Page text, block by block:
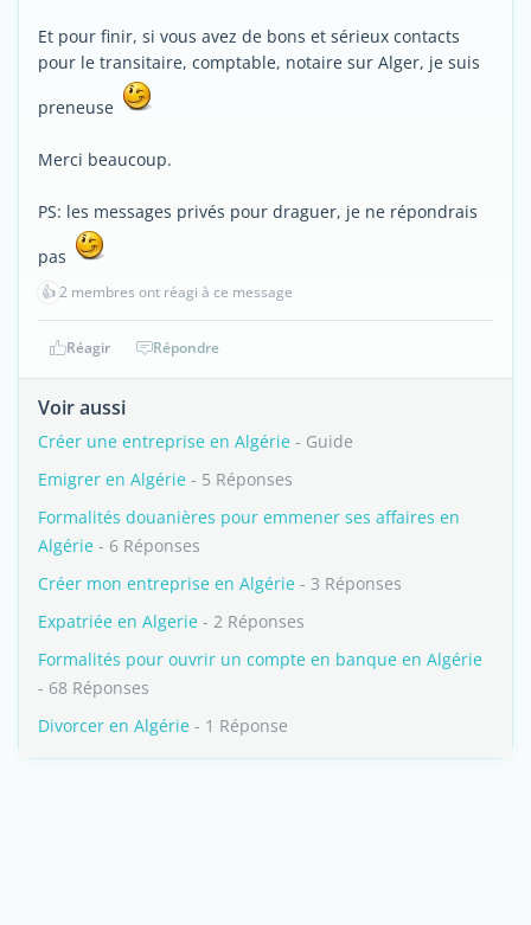
Et pour finir, si vous avez de bons et sérieux contacts
pour le transitaire, comptable, notaire sur Alger, je suis
preneuse
Merci beaucoup.
PS: les messages privés pour draguer, je ne répondrais
pas
👍2 membres ont réagi à ce message
Réagir Répondre
Voir aussi
Créer une entreprise en Algérie - Guide
Emigrer en Algérie - 5 Réponses
Formalités douanières pour emmener ses affaires en
Algérie - 6 Réponses
Créer mon entreprise en Algérie - 3 Réponses
Expatriée en Algerie - 2 Réponses
Formalités pour ouvrir un compte en banque en Algérie
- 68 Réponses
Divorcer en Algérie - 1 Réponse